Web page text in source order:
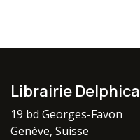
Librairie Delphica
19 bd Georges-Favon
Genève, Suisse